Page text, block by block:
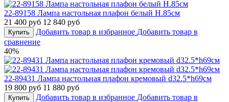
22-89158 Лампа настольная плафон белый Н.85см
21 400 руб 12 840 руб
Купить Добавить товар в избранное Добавить товар в
сравнение
40%
22-89431 Лампа настольная плафон кремовый d32.5*h69см
19 800 руб 11 880 руб
Купить Добавить товар в избранное Добавить товар в